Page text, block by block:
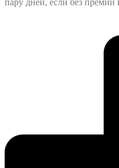
пару дней, если без премий